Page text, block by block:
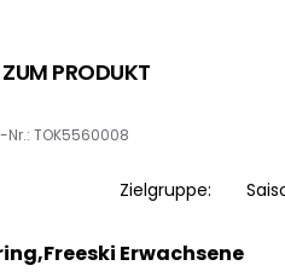
PRODUKT
Nr.: TOK5560008
Zielgruppe:
Erwachsene